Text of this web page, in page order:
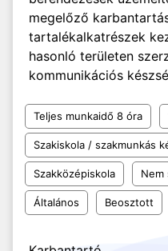
megelőző
tartalékalkatrészek
hasonló területen
kommunikációs
Teljes munkaidő 8 óra
Szakiskola / szakmunkás
Szakközépiskola Nem
Általános Beosztott